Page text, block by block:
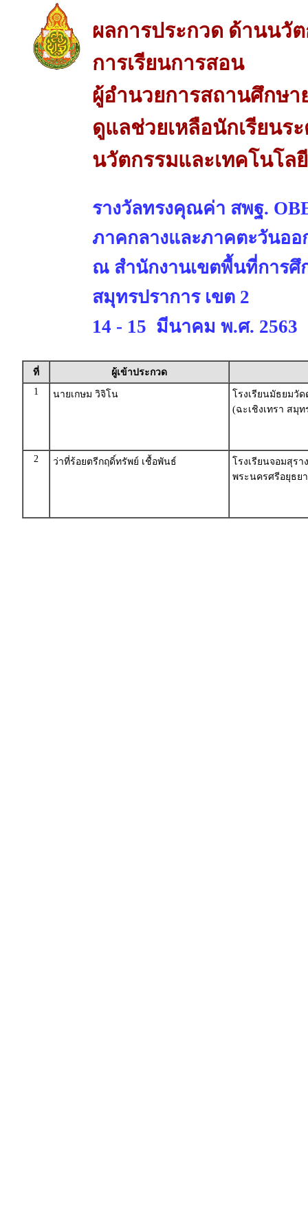
ผลการประกวด ด้านนวั
การเรียนการสอน
ผู้อำนวยการสถานศึกษา
ดูแลช่วยเหลือนักเรียนร
นวัตกรรมและเทคโนโล
รางวัลทรงคุณค่า สพฐ.
ภาคกลางและภาคตะวันออ
ณ สำนักงานเขตพื้นที่การศึ
สมุทรปราการ เขต 2
14 - 15 มีนาคม พ.ศ. 2563
ที่
ผู้เข้าประกวด
1
นายเกษม วิจิโน
โรงเรียนมัธยมวั
(ฉะเชิงเทรา สมุท
2 ว่าที่ร้อยตรีกฤดิ์ทรัพย์ เชื้อพันธ์
โรงเรียนจอมสุร
พระนครศรีอยุธย